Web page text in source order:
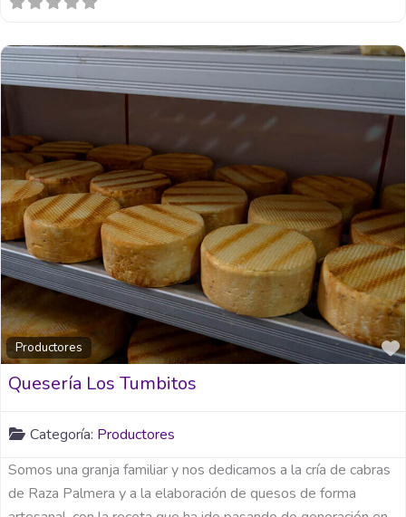
Productores
Quesería Los Tumbitos
Categoría: Productores
Somos una granja familiar y nos dedicamos a la cría de cabras
de Raza Palmera y a la elaboración de quesos de forma